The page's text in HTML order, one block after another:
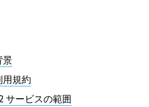
景
用規約
サービスの範囲